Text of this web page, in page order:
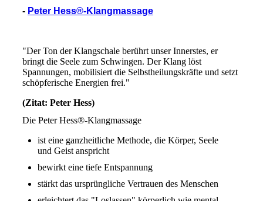
- Peter Hess®-Klangmassage
"Der Ton der Klangschale berührt unser Innerstes, er
bringt die Seele zum Schwingen. Der Klang löst
Spannungen, mobilisiert die Selbstheilungskräfte und setzt
schöpferische Energien frei."
(Zitat: Peter Hess)
Die Peter Hess®-Klangmassage
ist eine ganzheitliche Methode, die Körper, Seele
und Geist anspricht
bewirkt eine tiefe Entspannung
stärkt das ursprüngliche Vertrauen des Menschen